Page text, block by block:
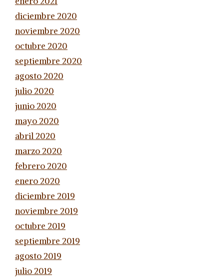
diciembre 2020
noviembre 2020
octubre 2020
septiembre 2020
agosto 2020
julio 2020
junio 2020
mayo 2020
abril 2020
marzo 2020
febrero 2020
enero 2020
diciembre 2019
noviembre 2019
octubre 2019
septiembre 2019
agosto 2019
julio 2019